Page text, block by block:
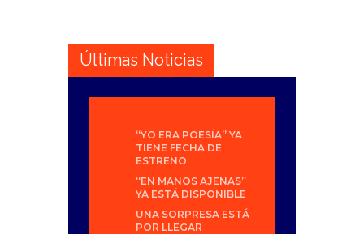
Últimas Noticias
“YO ERA POESÍA” YA
TIENE FECHA DE
ESTRENO
“EN MANOS AJENAS”
YA ESTÁ DISPONIBLE
UNA SORPRESA ESTÁ
POR LLEGAR